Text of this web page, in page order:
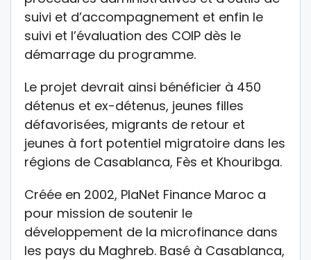
suivi et d’accompagnement et enfin le
suivi et l’évaluation des COIP dès le
démarrage du programme.
Le projet devrait ainsi bénéficier à 450
détenus et ex-détenus, jeunes filles
défavorisées, migrants de retour et
jeunes à fort potentiel migratoire dans les
régions de Casablanca, Fès et Khouribga.
Créée en 2002, PlaNet Finance Maroc a
pour mission de soutenir le
développement de la microfinance dans
les pays du Maghreb. Basé à Casablanca,